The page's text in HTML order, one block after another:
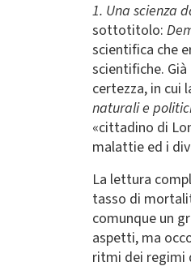
1. Una scienza
sottotitolo:
scientifica che
scientifiche.
certezza, in cui
naturali e
«cittadino di
malattie ed i
La lettura
tasso di
comunque un
aspetti, ma
ritmi dei regimi